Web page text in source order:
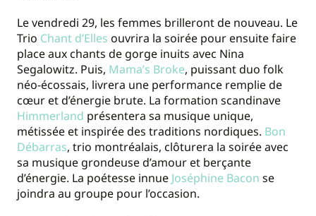
Le vendredi 29, les femmes brilleront de nouveau. Le
Trio Chant d’Elles ouvrira la soirée pour ensuite faire
place aux chants de gorge inuits avec Nina
Segalowitz. Puis, Mama’s Broke, puissant duo folk
néo-écossais, livrera une performance remplie de
cœur et d’énergie brute. La formation scandinave
Himmerland présentera sa musique unique,
métissée et inspirée des traditions nordiques. Bon
Débarras, trio montréalais, clôturera la soirée avec
sa musique grondeuse d’amour et berçante
d’énergie. La poétesse innue Joséphine Bacon se
joindra au groupe pour l’occasion.